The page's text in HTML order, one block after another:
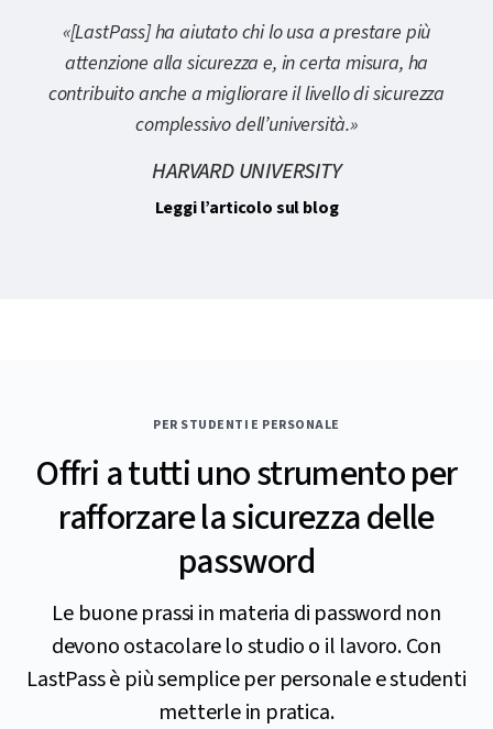
«[LastPass] ha aiutato chi lo usa a prestare più
attenzione alla sicurezza e, in certa misura, ha
contribuito anche a migliorare il livello di sicurezza
complessivo dell’università.»
HARVARD UNIVERSITY
Leggi l’articolo sul blog
PER STUDENTI E PERSONALE
Offri a tutti uno strumento per
rafforzare la sicurezza delle
password
Le buone prassi in materia di password non
devono ostacolare lo studio o il lavoro. Con
LastPass è più semplice per personale e studenti
metterle in pratica.